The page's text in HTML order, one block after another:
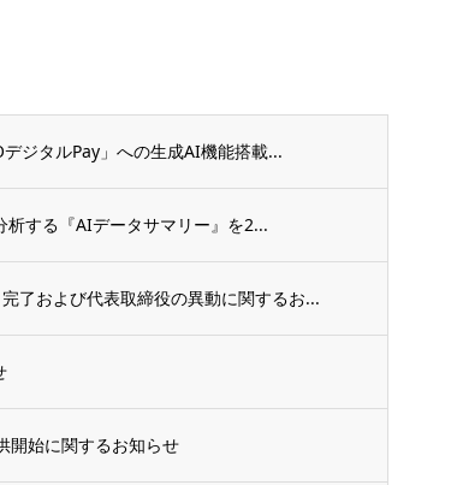
ジタルPay」への生成AI機能搭載...
析する『AIデータサマリー』を2...
了および代表取締役の異動に関するお...
開始に関するお知らせ